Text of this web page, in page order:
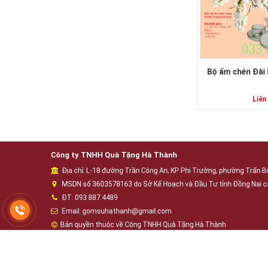
Bộ ấm chén
Liên
Công ty TNHH Quà Tặng Hà Thành
Địa chỉ: L-18 đường Trần Công An, KP Phi Trường, phường Trấn
MSDN số 3603578163 do Sở Kế Hoạch và Đầu Tư tỉnh Đồng Nai
ĐT: 093 887 4489
Email: gomsuhathanh@gmail.com
Bản quyền thuộc về Công TNHH Quà Tặng Hà Thành